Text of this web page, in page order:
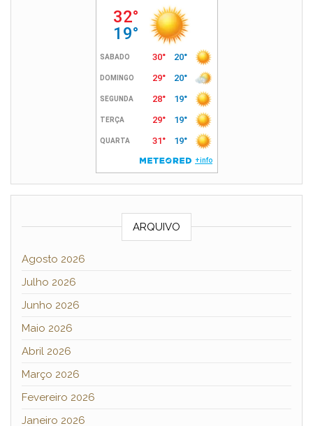
ARQUIVO
Agosto 2026
Julho 2026
Junho 2026
Maio 2026
Abril 2026
Março 2026
Fevereiro 2026
Janeiro 2026